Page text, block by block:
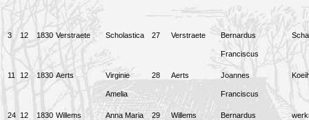
3 12 1830 Verstraete Scholastica 27 Verstraete Bernardus
Franciscus
11 12 1830 Aerts Virginie
Amelia
28 Aerts Joannes
Franciscus
24 12 1830 Willems Anna Maria 29 Willems Bernardus